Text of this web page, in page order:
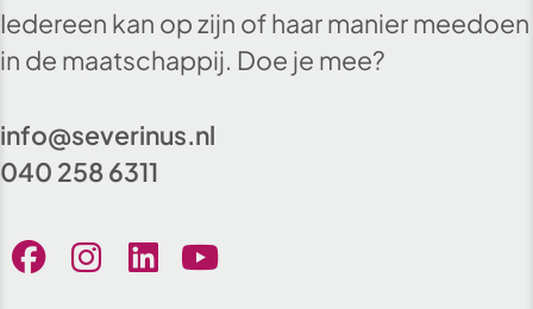
Iedereen kan op zijn of haar manier meedoen
in de maatschappij. Doe je mee?
info@severinus.nl
040 258 6311